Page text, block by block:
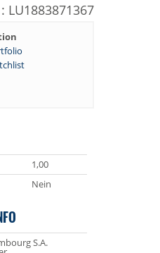
LU1883871367
1,00
Nein
S.A.